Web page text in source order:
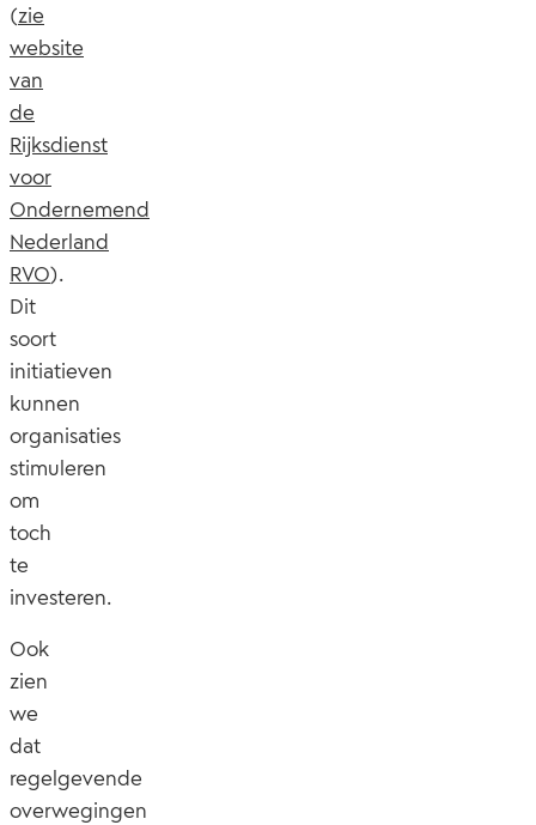
(zie
website
van
de
Rijksdienst
voor
Ondernemend
Nederland
RVO).
Dit
soort
initiatieven
kunnen
organisaties
stimuleren
om
toch
te
investeren.
Ook
zien
we
dat
regelgevende
overwegingen